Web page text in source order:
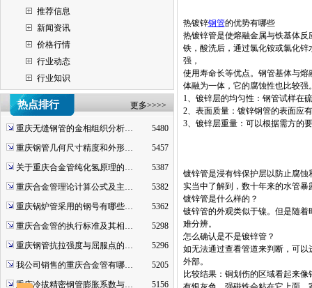
推荐信息
新闻资讯
价格行情
行业动态
行业知识
热点排行 更多>>>>
重庆无缝钢管的金相组织分析…
5480
重庆钢管几何尺寸精度和外形…
5457
关于重庆合金管纯化氢原理的…
5387
重庆合金管理论计算公式及主…
5382
重庆锅炉管采用的钢号有哪些…
5362
重庆合金管的执行标准及其相…
5298
重庆钢管抗拉强度与屈服点的…
5296
我公司销售的重庆合金管有哪…
5205
重庆冷拔精密钢管膨胀系数与…
5156
热镀锌钢管的优势有哪些
热镀锌管是使熔融金属与铁基体
铁，酸洗后，通过氯化铵或氯化
强，
使用寿命长等优点。钢管基体与
体融为一体，它的腐蚀性也比较强
1、镀锌层的均匀性：钢管试样在
2、表面质量：镀锌钢管的表面应
3、镀锌层重量：可以根据需方的
镀锌管是浸有锌保护层以防止腐
实当中了解到，数十年来的水管
镀锌管是什么样的？
镀锌管的外观类似于镍。但是随
难分辨。
怎么确认是不是镀锌管？
如无法通过查看管道来判断，可
外部。
比较结果：铜划伤的区域看起来